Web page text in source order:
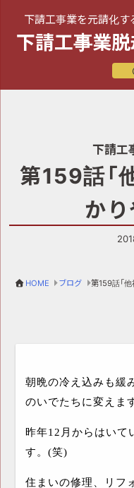
下請工事業を元請化す
下請工事業
下請工
第159話「
かり
HOME ブログ 第159話「
朝晩の冷え込みも緩
のいでたちに変えま
昨年12 月からはいて
す。 (笑)
住まいの修理、リフ